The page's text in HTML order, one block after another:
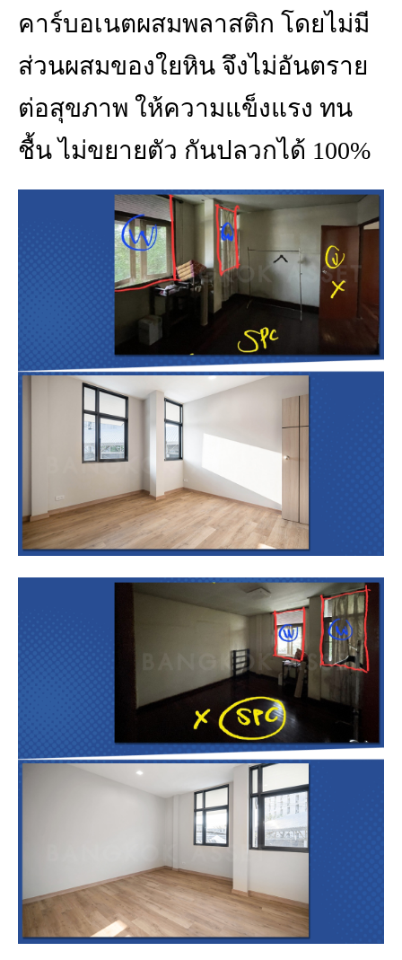
คาร์บอเนตผสมพลาสติก โดยไม่มี
ส่วนผสมของใยหิน จึงไม่อันตราย
ต่อสุขภาพ ให้ความแข็งแรง ทน
ชื้น ไม่ขยายตัว กันปลวกได้ 100%